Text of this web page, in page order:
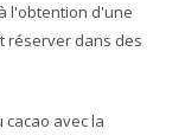
l'obtention d'une
réserver dans des
avec la